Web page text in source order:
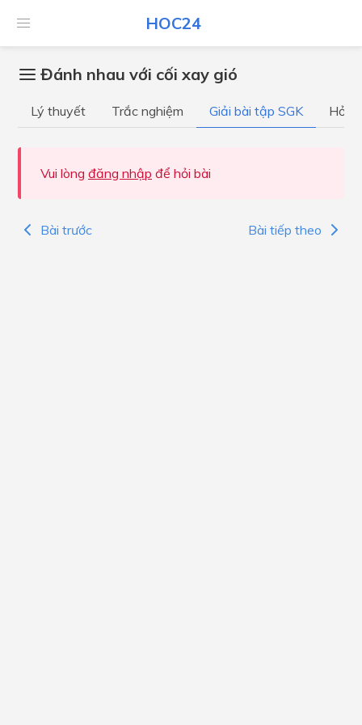
HOC24
Đánh nhau với cối xay gió
Lý thuyết Trắc nghiệm Giải bài tập SGK Hỏi
Vui lòng đăng nhập để hỏi bài
Bài trước Bài tiếp theo